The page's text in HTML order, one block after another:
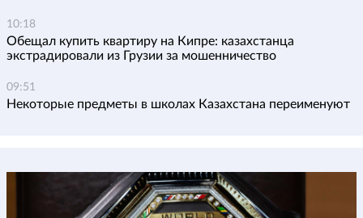
10:18
Обещал купить квартиру на Кипре: казахстанца
экстрадировали из Грузии за мошенничество
09:51
Некоторые предметы в школах Казахстана переименуют